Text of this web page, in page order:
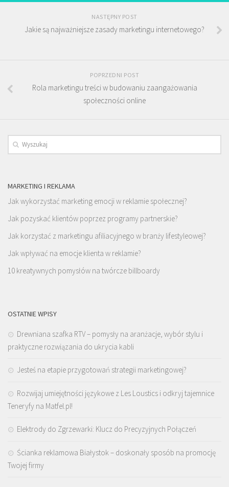
NASTĘPNY POST
Jakie są najważniejsze zasady marketingu internetowego?
POPRZEDNI POST
Rola marketingu treści w budowaniu zaangażowania
społeczności online
MARKETING I REKLAMA
Jak wykorzystać marketing emocji w reklamie społecznej?
Jak pozyskać klientów poprzez programy partnerskie?
Jak korzystać z marketingu afiliacyjnego w branży lifestyleowej?
Jak wpływać na emocje klienta w reklamie?
10 kreatywnych pomysłów na twórcze billboardy
OSTATNIE WPISY
Drewniana szafka RTV – pomysły na aranżacje, wybór stylu i
praktyczne rozwiązania do ukrycia kabli
Jesteś na etapie przygotowań strategii marketingowej?
Rozwijaj umiejętności językowe z Les Loustics i odkryj tajemnice
Teneryfy na Matfel.pl!
Elektrody do Zgrzewarki: Klucz do Precyzyjnych Połączeń
Ścianka reklamowa Białystok – doskonały sposób na promocję
Twojej firmy